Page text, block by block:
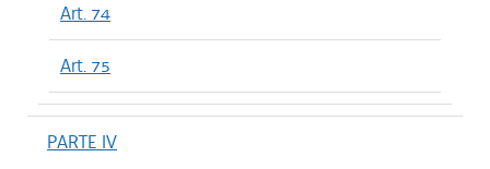
Art. 74
Art. 75
PARTE IV